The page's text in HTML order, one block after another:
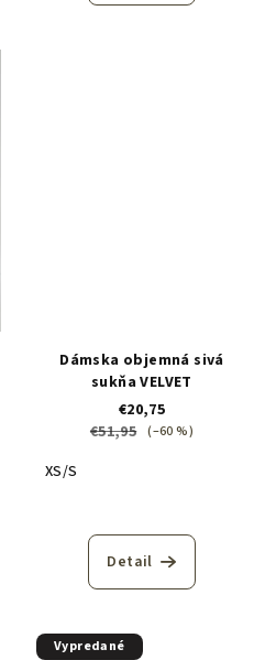
Dámska objemná sivá
sukňa VELVET
€20,75
€51,95 (–60 %)
XS/S
Detail
Vypredané